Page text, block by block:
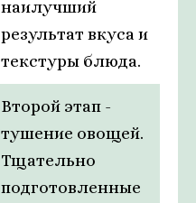
наилучший
результат вкуса и
текстуры блюда.
Второй этап -
тушение овощей.
Тщательно
подготовленные